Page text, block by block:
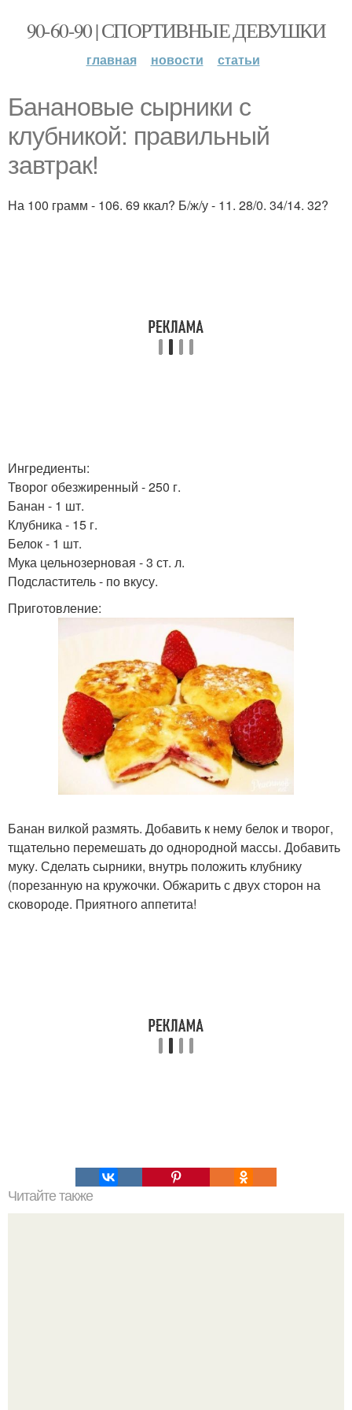
90-60-90 | СПОРТИВНЫЕ ДЕВУШКИ
главная новости статьи
Банановые сырники с
клубникой: правильный
завтрак!
На 100 грамм - 106. 69 ккал? Б/ж/у - 11. 28/0. 34/14. 32?
Ингредиенты:
Творог обезжиренный - 250 г.
Банан - 1 шт.
Клубника - 15 г.
Белок - 1 шт.
Мука цельнозерновая - 3 ст. л.
Подсластитель - по вкусу.
Приготовление:
Банан вилкой размять. Добавить к нему белок и творог,
тщательно перемешать до однородной массы. Добавить
муку. Сделать сырники, внутрь положить клубнику
(порезанную на кружочки. Обжарить с двух сторон на
сковороде. Приятного аппетита!
Читайте также